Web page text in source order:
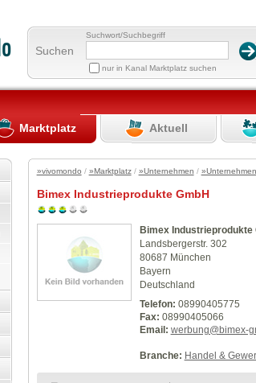
Suchen
Suchwort/Suchbegriff
nur in Kanal Marktplatz suchen
Marktplatz Aktuell
»vivomondo / »Marktplatz/ »Unternehmen /
Bimex Industrieprodukte GmbH
Bimex Industrieprodukte
Landsbergerstr. 302
80687 München
Bayern
Deutschland
Telefon: 08990405775
Fax: 08990405066
Email: werbung@bimex-
Branche: Handel &